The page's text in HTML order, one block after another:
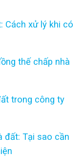
Cách xử lý khi có
thế chấp nhà
trong công ty
đất: Tại sao cần